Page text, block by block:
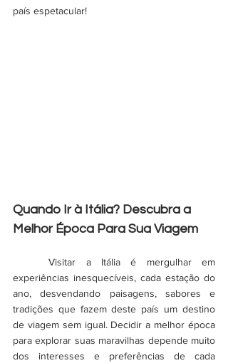
país espetacular!
Quando Ir à Itália? Descubra a
Melhor Época Para Sua Viagem
	Visitar a Itália é mergulhar em
experiências inesquecíveis, cada estação do
ano, desvendando paisagens, sabores e
tradições que fazem deste país um destino
de viagem sem igual. Decidir a melhor época
para explorar suas maravilhas depende muito
dos interesses e preferências de cada